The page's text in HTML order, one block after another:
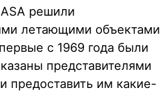
решили
летающими объектами
с 1969 года были
представителями
им какие-